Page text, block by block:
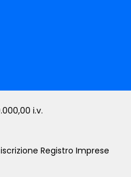
i.v.
iscrizione Registro Imprese